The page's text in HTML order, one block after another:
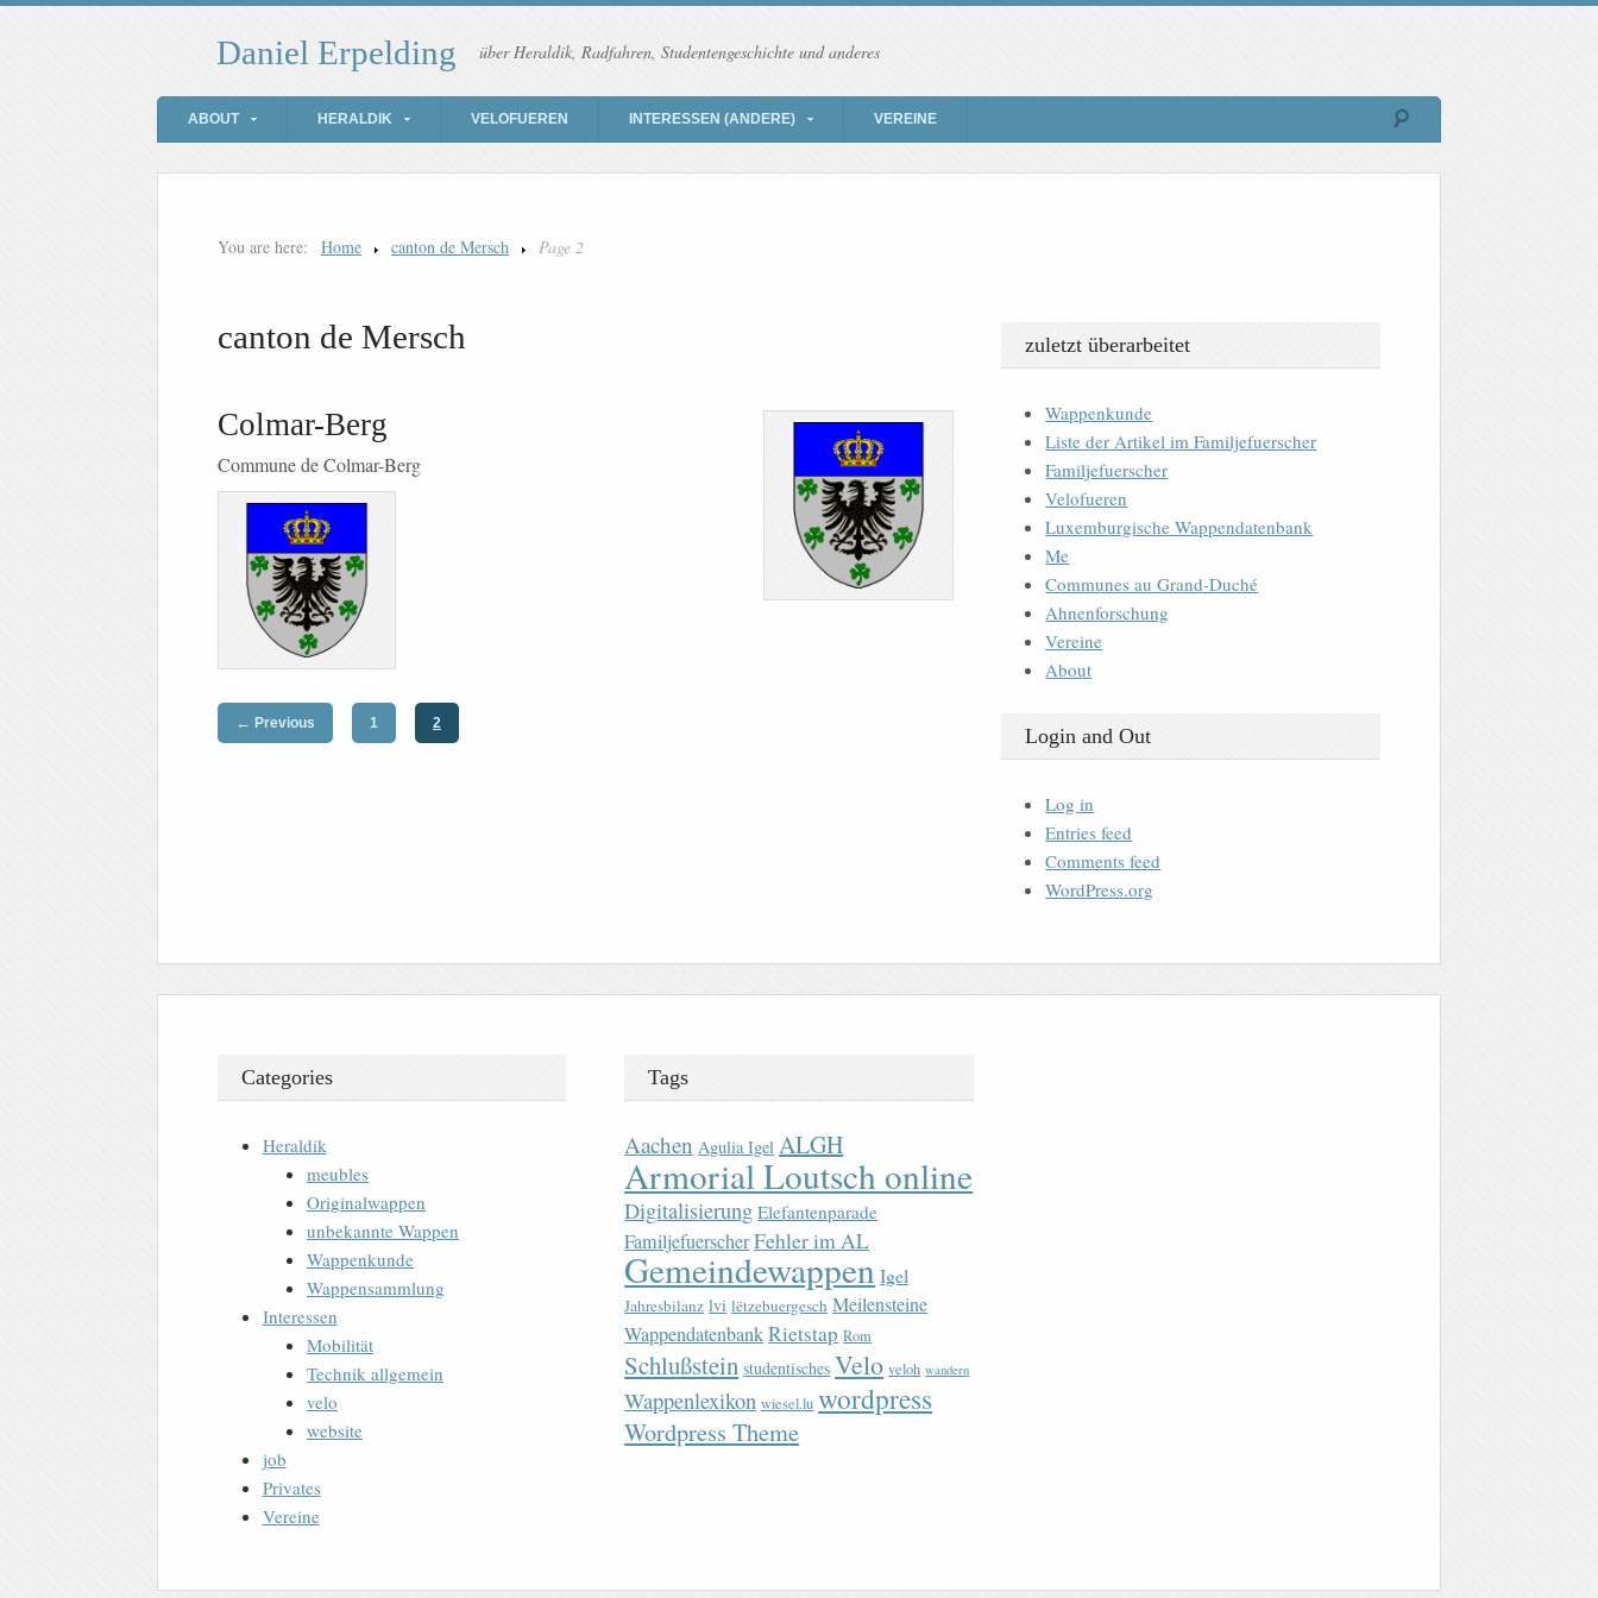
Daniel Erpelding über Heraldik, Radfahren, Studentengeschichte und anderes
ABOUT HERALDIK VELOFUEREN INTERESSEN (ANDERE) VEREINE
You are here: Home canton de Mersch Page 2
canton de Mersch
Colmar-Berg
Commune de Colmar-Berg
← Previous 1 2
zuletzt überarbeitet
Wappenkunde
Liste der Artikel im Familjefuerscher
Familjefuerscher
Velofueren
Luxemburgische Wappendatenbank
Me
Communes au Grand-Duché
Ahnenforschung
Vereine
About
Login and Out
Log in
Entries feed
Comments feed
WordPress.org
Categories
Heraldik
meubles
Originalwappen
unbekannte Wappen
Wappenkunde
Wappensammlung
Interessen
Mobilität
Technik allgemein
velo
website
job
Privates
Vereine
Tags
Aachen Agulia Igel ALGH
Armorial Loutsch online
Digitalisierung Elefantenparade
FamiljefuerscherFehler im AL
Gemeindewappen Igel
Jahresbilanz lvi lëtzebuergesch Meilensteine
WappendatenbankRietstap Rom
Schlußstein studentisches Velo veloh wandern
Wappenlexikon wiesel.lu wordpress
Wordpress Theme